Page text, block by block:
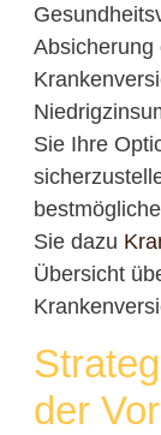
Absicherung
Sie Ihre
Sie dazu
Übersicht
der